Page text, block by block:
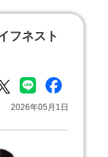
フネスト
2026年05月1日